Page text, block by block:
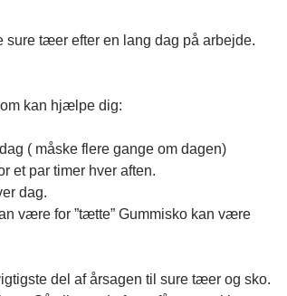
sure tæer efter en lang dag på arbejde.
kan hjælpe dig:
( måske flere gange om dagen)
et par timer hver aften.
dag.
være for ”tætte” Gummisko kan være
del af årsagen til sure tæer og sko.